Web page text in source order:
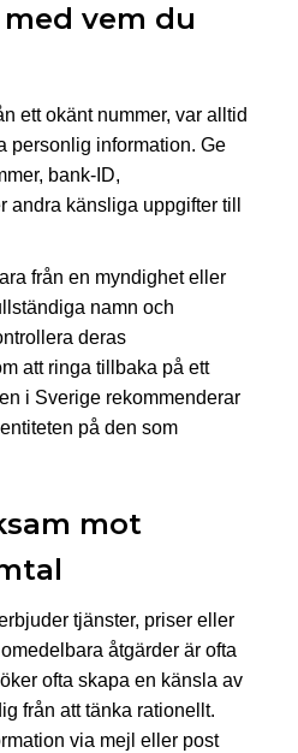
vem du
ett okänt nummer, var alltid
personlig information. Ge
bank-ID,
andra känsliga uppgifter till
från en myndighet eller
namn och
deras
att ringa tillbaka på ett
i Sverige rekommenderar
på den som
mot
tjänster, priser eller
åtgärder är ofta
ofta skapa en känsla av
från att tänka rationellt.
via mejl eller post